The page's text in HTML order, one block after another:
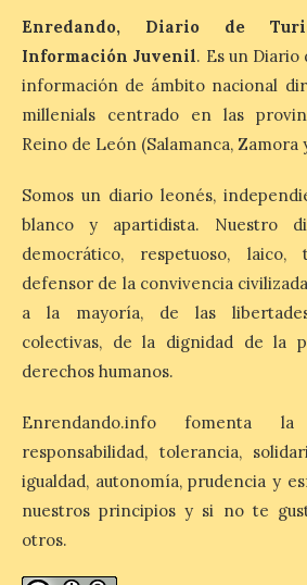
La Bañeza inicia sus
fiestas con el pregón a
cargo de Arturo
Matilla
8 Ago 2026
El Ayuntamiento de
Martínez Matilla
pregonero de las
2026. Tendrá lugar
sábado 8 de agosto a las 21,00 horas en
comunicador astorgano Arturo
Matilla, […]
La I Feria de la Cerveza
Artesana de Astorga
arranca con una gran
acogida del público
Enredando, Diario de
Información Juvenil. Es un Diario
información de ámbito nacional
millenials centrado en las
Reino de León (Salamanca,
Somos un diario leonés,
blanco y apartidista. Nuestro
democrático, respetuoso, laico,
defensor de la convivencia
a la mayoría, de las
colectivas, de la dignidad de la
derechos humanos.
Enrendando.info fomenta
responsabilidad, tolerancia,
igualdad, autonomía, prudencia y
nuestros principios y si no te
otros.